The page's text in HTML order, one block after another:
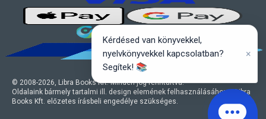
© 2008-2026, Libra Books Kft. Minden jog fenntartva.
Oldalaink bármely tartalmi ill. design elemének felhasználásához a Libra
Books Kft. előzetes írásbeli engedélye szükséges.
Kérdésed van könyvekkel,
nyelvkönyvekkel kapcsolatban?
Segítek! 📚
×